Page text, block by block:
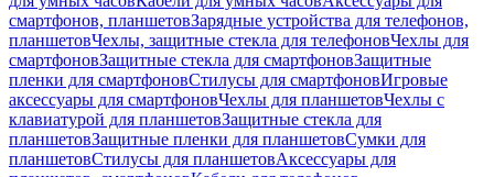
смартфонов, планшетовЗарядные устройства для телефонов,
планшетовЧехлы, защитные стекла для телефоновЧехлы для
смартфоновЗащитные стекла для смартфоновЗащитные
пленки для смартфоновСтилусы для смартфоновИгровые
аксессуары для смартфоновЧехлы для планшетовЧехлы с
клавиатурой для планшетовЗащитные стекла для
планшетовЗащитные пленки для планшетовСумки для
планшетовСтилусы для планшетовАксессуары для